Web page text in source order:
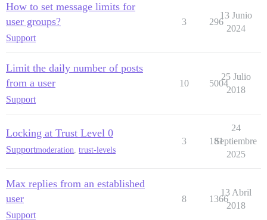
How to set message limits for
user groups?
Support
3 296
13 Junio
2024
Limit the daily number of posts
from a user
Support
10 5004
25 Julio
2018
Locking at Trust Level 0
Supportmoderation trust-levels
3 181
24
Septiembre
2025
Max replies from an established
user
Support
8 1366
13 Abril
2018